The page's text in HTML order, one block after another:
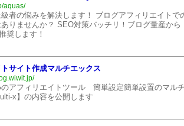
aquas/
者の悩みを解決します！ ブログアフィリエイトで
りませんか？ SEO対策バッチリ！ブログ量産から
奨します！
サイト作成マルチエックス
アフィリエイトツール 簡単設定簡単設置のマルチ
x】の内容を公開します